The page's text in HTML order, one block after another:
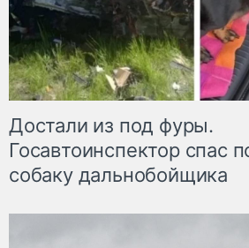
Достали из под фуры.
Госавтоинспектор спас
собаку дальнобойщика